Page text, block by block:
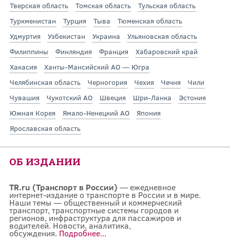
Тверская область
Томская область
Тульская область
Туркменистан
Турция Тыва
Тюменская область
Удмуртия
Узбекистан Украина
Ульяновская область
Филиппины
Финляндия Франция
Хабаровский край
Хакасия
Ханты-Мансийский АО — Югра
Челябинская область
Черногория Чехия Чечня
Чили
Чувашия
Чукотский АО Швеция Шри-Ланка
Эстония
Южная Корея
Ямало-Ненецкий АО
Япония
Ярославская область
ОБ ИЗДАНИИ
TR.ru (Транспорт в России) — ежедневное
интернет-издание о транспорте в России и в мире.
Наши темы — общественный и коммерческий
транспорт, транспортные системы городов и
регионов, инфраструктура для пассажиров и
водителей. Новости, аналитика,
обсуждения. Подробнее...